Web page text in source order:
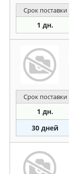
Срок поставки
1 дн.
Срок поставки
1 дн.
30 дней